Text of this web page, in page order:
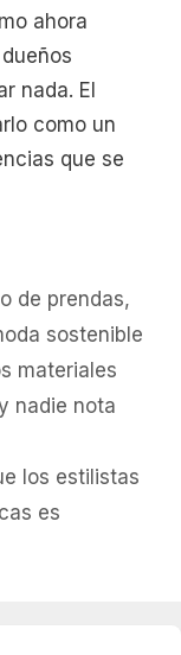
ahora
nada. El
como un
que se
de prendas,
sostenible
materiales
nadie nota
los estilistas
es